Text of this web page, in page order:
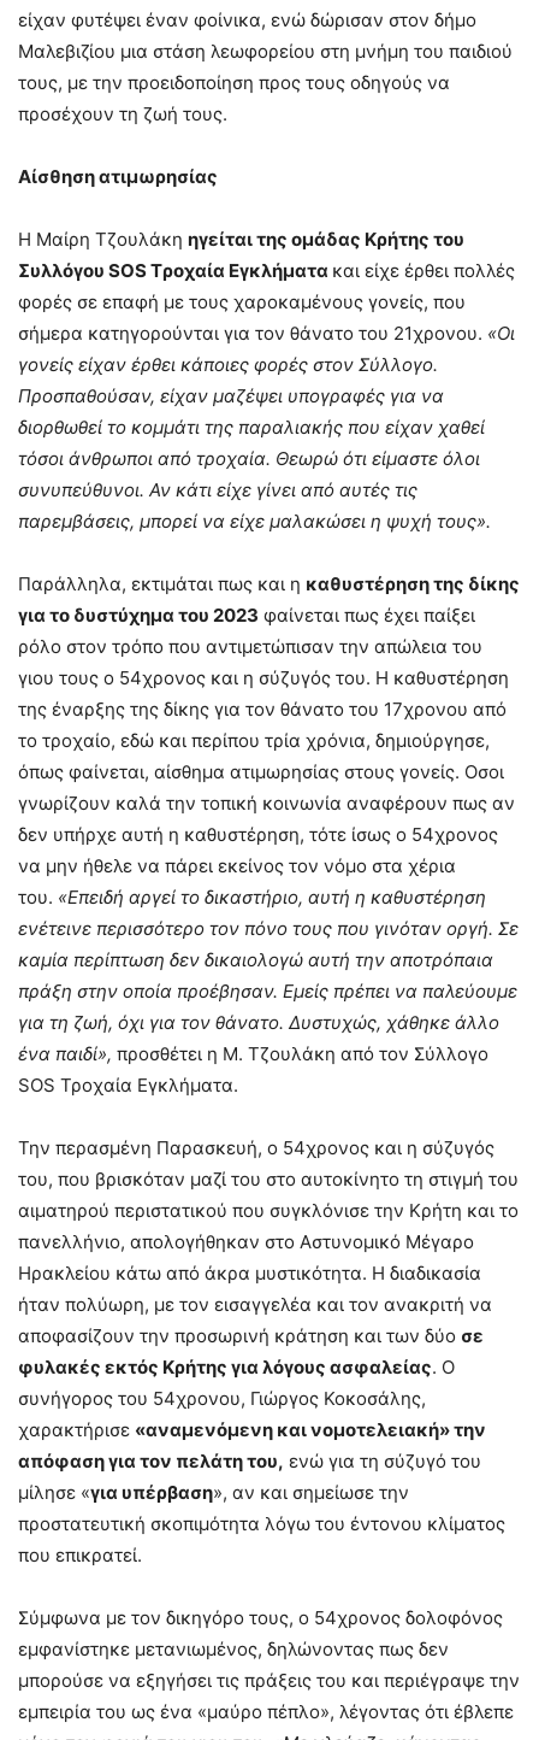
είχαν φυτέψει έναν φοίνικα, ενώ δώρισαν στον δήμο
Μαλεβιζίου μια στάση λεωφορείου στη μνήμη του παιδιού
τους, με την προειδοποίηση προς τους οδηγούς να
προσέχουν τη ζωή τους.
Αίσθηση ατιμωρησίας
Η Μαίρη Τζουλάκη ηγείται της ομάδας Κρήτης του
Συλλόγου SOS Tροχαία Εγκλήματα και είχε έρθει πολλές
φορές σε επαφή με τους χαροκαμένους γονείς, που
σήμερα κατηγορούνται για τον θάνατο του 21χρονου. «Οι
γονείς είχαν έρθει κάποιες φορές στον Σύλλογο.
Προσπαθούσαν, είχαν μαζέψει υπογραφές για να
διορθωθεί το κομμάτι της παραλιακής που είχαν χαθεί
τόσοι άνθρωποι από τροχαία. Θεωρώ ότι είμαστε όλοι
συνυπεύθυνοι. Αν κάτι είχε γίνει από αυτές τις
παρεμβάσεις, μπορεί να είχε μαλακώσει η ψυχή τους».
Παράλληλα, εκτιμάται πως και η καθυστέρηση της δίκης
για το δυστύχημα του 2023 φαίνεται πως έχει παίξει
ρόλο στον τρόπο που αντιμετώπισαν την απώλεια του
γιου τους ο 54χρονος και η σύζυγός του. Η καθυστέρηση
της έναρξης της δίκης για τον θάνατο του 17χρονου από
το τροχαίο, εδώ και περίπου τρία χρόνια, δημιούργησε,
όπως φαίνεται, αίσθημα ατιμωρησίας στους γονείς. Οσοι
γνωρίζουν καλά την τοπική κοινωνία αναφέρουν πως αν
δεν υπήρχε αυτή η καθυστέρηση, τότε ίσως ο 54χρονος
να μην ήθελε να πάρει εκείνος τον νόμο στα χέρια
του. «Επειδή αργεί το δικαστήριο, αυτή η καθυστέρηση
ενέτεινε περισσότερο τον πόνο τους που γινόταν οργή. Σε
καμία περίπτωση δεν δικαιολογώ αυτή την αποτρόπαια
πράξη στην οποία προέβησαν. Εμείς πρέπει να παλεύουμε
για τη ζωή, όχι για τον θάνατο. Δυστυχώς, χάθηκε άλλο
ένα παιδί», προσθέτει η Μ. Τζουλάκη από τον Σύλλογο
SOS Τροχαία Εγκλήματα.
Την περασμένη Παρασκευή, ο 54χρονος και η σύζυγός
του, που βρισκόταν μαζί του στο αυτοκίνητο τη στιγμή του
αιματηρού περιστατικού που συγκλόνισε την Κρήτη και το
πανελλήνιο, απολογήθηκαν στο Αστυνομικό Μέγαρο
Ηρακλείου κάτω από άκρα μυστικότητα. Η διαδικασία
ήταν πολύωρη, με τον εισαγγελέα και τον ανακριτή να
αποφασίζουν την προσωρινή κράτηση και των δύο σε
φυλακές εκτός Κρήτης για λόγους ασφαλείας. Ο
συνήγορος του 54χρονου, Γιώργος Κοκοσάλης,
χαρακτήρισε «αναμενόμενη και νομοτελειακή» την
απόφαση για τον πελάτη του, ενώ για τη σύζυγό του
μίλησε «για υπέρβαση», αν και σημείωσε την
προστατευτική σκοπιμότητα λόγω του έντονου κλίματος
που επικρατεί.
Σύμφωνα με τον δικηγόρο τους, ο 54χρονος δολοφόνος
εμφανίστηκε μετανιωμένος, δηλώνοντας πως δεν
μπορούσε να εξηγήσει τις πράξεις του και περιέγραψε την
εμπειρία του ως ένα «μαύρο πέπλο», λέγοντας ότι έβλεπε